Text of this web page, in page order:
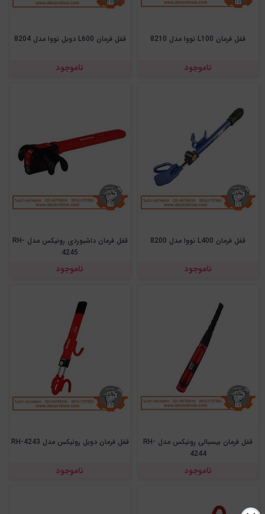
قفل فرمان L100 نووا مدل 8210
ناموجود
قفل فرمان L600 دوبل نووا مدل 8204
ناموجود
قفل فرمان L400 نووا مدل 8200
ناموجود
قفل فرمان داشبوردی رونیکس مدل RH-
4245
ناموجود
قفل فرمان بیسبالی رونیکس مدل RH-
4244
ناموجود
قفل فرمان دوبل رونیکس مدل RH-4243
ناموجود